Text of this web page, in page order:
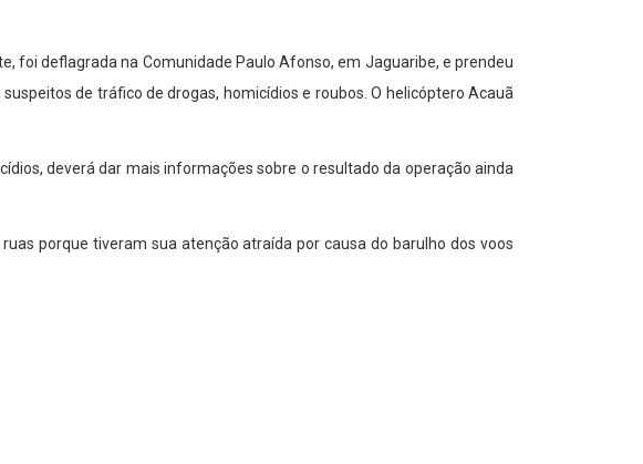
foi deflagrada na Comunidade Paulo Afonso, em Jaguaribe, e prendeu
de tráfico de drogas, homicídios e roubos. O helicóptero Acauã
deverá dar mais informações sobre o resultado da operação ainda
porque tiveram sua atenção atraída por causa do barulho dos voos